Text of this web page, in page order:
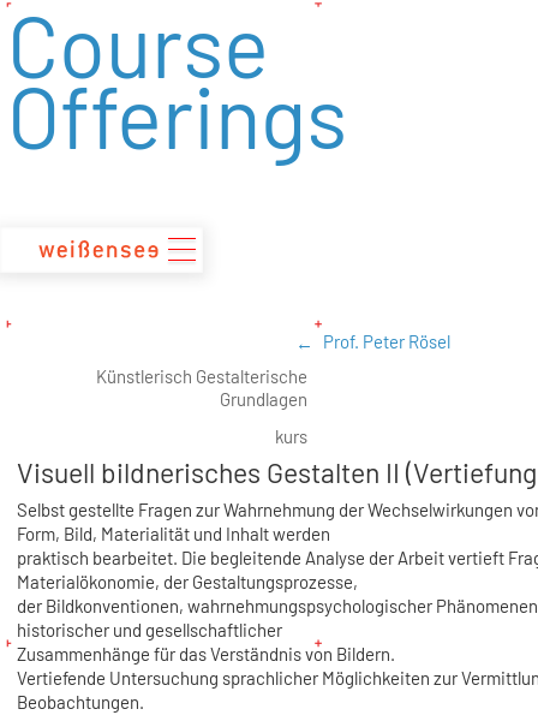
zum
Inhalt
Course
Offerings
Prof. Peter Rösel
Künstlerisch Gestalterische
Grundlagen
kurs
Visuell bildnerisches Gestalten II
Selbst gestellte Fragen zur Wahrnehmung der Wechselwirkungen
Form, Bild, Materialität und Inhalt werden
praktisch bearbeitet. Die begleitende Analyse der Arbeit vertieft
Materialökonomie, der Gestaltungsprozesse,
der Bildkonventionen, wahrnehmungspsychologischer
historischer und gesellschaftlicher
Zusammenhänge für das Verständnis von Bildern.
Vertiefende Untersuchung sprachlicher Möglichkeiten zur
Beobachtungen.